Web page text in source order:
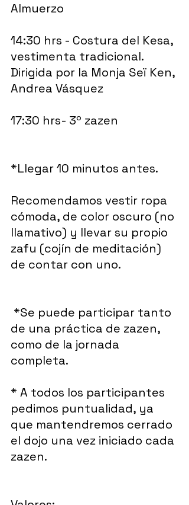
Almuerzo
14:30 hrs - Costura del Kesa,
vestimenta tradicional.
Dirigida por la Monja Seï Ken,
Andrea Vásquez
17:30 hrs- 3º zazen
*Llegar 10 minutos antes.
Recomendamos vestir ropa
cómoda, de color oscuro (no
llamativo) y llevar su propio
zafu (cojín de meditación)
de contar con uno.
de una práctica de zazen,
como de la jornada
completa.
* A todos los participantes
pedimos puntualidad, ya
que mantendremos cerrado
el dojo una vez iniciado cada
zazen.